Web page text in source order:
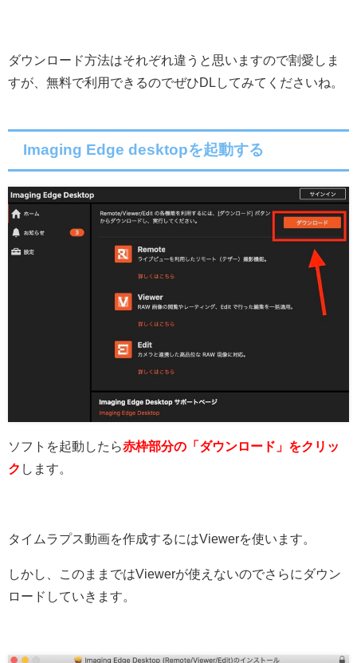
ダウンロード方法はそれぞれ違うと思いますので割愛しま
すが、無料で利用できるのでぜひDLしてみてくださいね。
Imaging Edge desktopを起動する
ソフトを起動したら赤枠部分の「ダウンロード」をクリッ
ク します。
タイムラプス動画を作成するにはViewerを使います。
しかし、このままではViewerが使えないのでさらにダウン
ロードしていきます。